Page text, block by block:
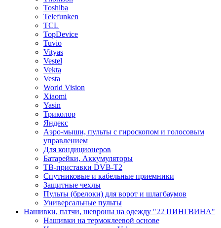
Toshiba
Telefunken
TCL
TopDevice
Tuvio
Vityas
Vestel
Vekta
Vesta
World Vision
Xiaomi
Yasin
Триколор
Яндекс
Аэро-мыши, пульты с гироскопом и голосовым
управлением
Для кондиционеров
Батарейки, Аккумуляторы
ТВ-приставки DVB-T2
Спутниковые и кабельные приемники
Защитные чехлы
Пульты (брелоки) для ворот и шлагбаумов
Универсальные пульты
Нашивки, патчи, шевроны на одежду "22 ПИНГВИНА"
Нашивки на термоклеевой основе